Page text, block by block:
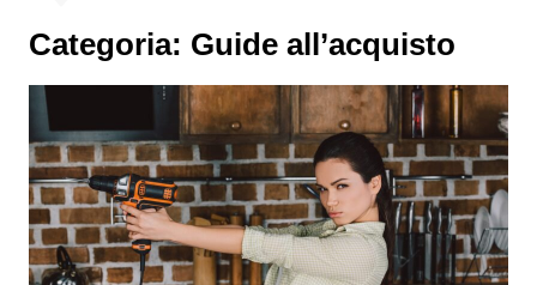
Categoria: Guide all’acquisto